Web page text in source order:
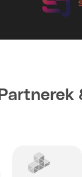
Partnerek